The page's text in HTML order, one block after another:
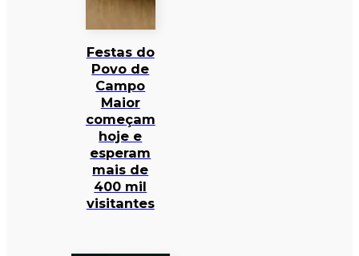
Festas do
Povo de
Campo
Maior
começam
hoje e
esperam
mais de
400 mil
visitantes